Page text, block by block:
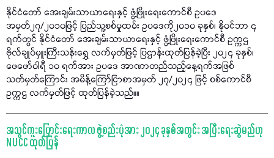
နိုင်ငံတော် အေးချမ်းသာယာရေးနှင့် ဖွံ့ဖြိုးရေးကောင်စီ ဥပဒေ
အမှတ်၂၇/၂၀၁၀ဖြင့် ပြည်သူ့စစ်မှုထမ်း ဥပဒေကို၂၀၁၀ ခုနှစ်၊ နိုဝင်ဘာ ၄
ရက်တွင် နိုင်ငံတော် အေးချမ်းသာယာရေးနှင့် ဖွံ့ဖြိုးရေးကောင်စီ ဥက္ကဌ
ဗိုလ်ချုပ်မှူးကြီးသန်းရွှေ လက်မှတ်ဖြင့် ပြဌာန်းထုတ်ပြန်ခဲ့ပြီး ၂၀၂၄ ခုနှစ်၊
ဖေဖော်ဝါရီ ၁၀ ရက်အား ဥပဒေ အာဏာတည်သည့်နေ့ရက်အဖြစ်
သတ်မှတ်ကြောင်း အမိန့်ကြော်ငြာစာအမှတ် ၂၇/၂၀၂၄ ဖြင့် စစ်ကောင်စီ
ဥက္ကဌ လက်မှတ်ဖြင့် ထုတ်ပြန်ခဲ့သည်။။
အသွင်ကူးပြောင်းရေးကာလ ဖွဲ့စည်းပုံအား ၂၀၂၄ ခုနှစ်အတွင်း အပြီးရေးဆွဲမည်ဟု
NUCC ထုတ်ပြန်